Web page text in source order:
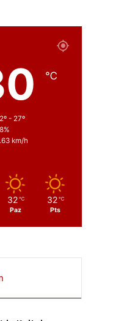
℃
- 27º
km/h
32 ℃
Paz
32 ℃
Pts